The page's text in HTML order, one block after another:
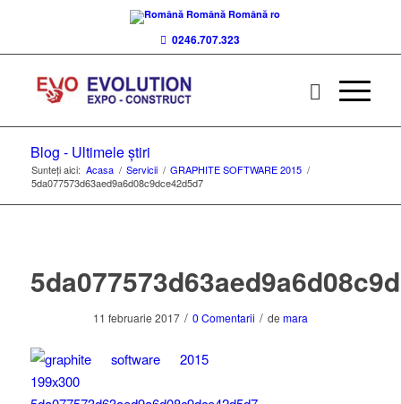
Română Română ro
0246.707.323
Blog - Ultimele știri
Sunteți aici: Acasa / Servicii / GRAPHITE SOFTWARE 2015 /
5da077573d63aed9a6d08c9dce42d5d7
11 februarie 2017 / 0 Comentarii / demara